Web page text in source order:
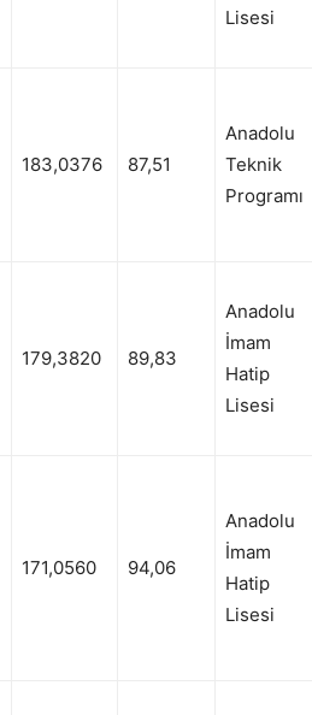
Lisesi
183,0376 87,51
Anadolu
Teknik
Programı
179,3820 89,83
Anadolu
İmam
Hatip
Lisesi
171,0560 94,06
Anadolu
İmam
Hatip
Lisesi